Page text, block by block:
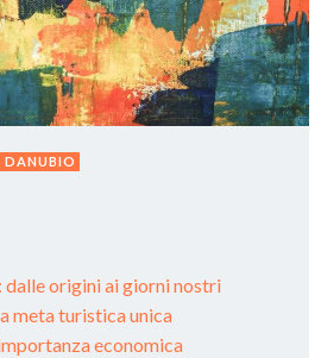
DANUBIO
dalle origini ai giorni nostri
meta turistica unica
economica